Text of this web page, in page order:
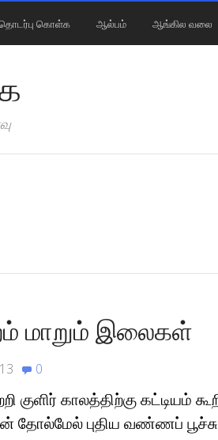
கொள்க ஆல்பம் ஆங்கில வலை
மாறும் இலைகள்
0
காலத்திற்கு கட்டியம்
புதிய வண்ணப்